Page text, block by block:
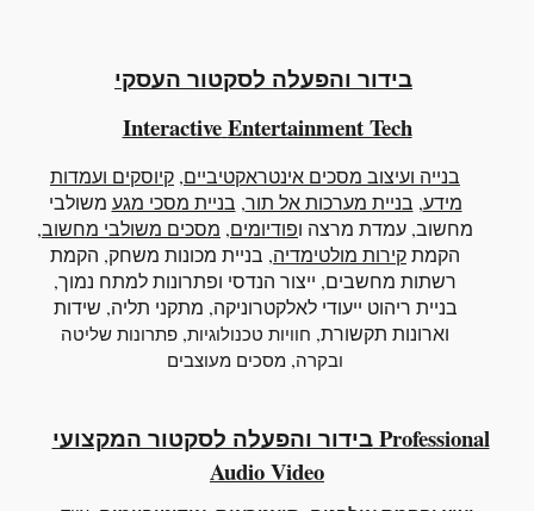
בידור והפעלה לסקטור העסקי
Interactive Entertainment Tech
בנייה ועיצוב מסכים אינטראקטיביים, קיוסקים ועמדות
מידע, בניית מערכות אל תור, בניית מסכי מגע משולבי
מחשוב, עמדת מרצה ופודיומים, מסכים משולבי מחשוב,
הקמתקירות מולטימדיה, בניית מכונות משחק, הקמת
רשתות מחשבים, ייצור הנדסי ופתרונות למתח נמוך,
בניית ריהוט ייעודי לאלקטרוניקה, מתקני תליה, שידות
וארונות תקשורת, חוויות טכנולוגיות, פתרונות שליטה
ובקרה, מסכים מעוצבים
בידור והפעלה לסקטור המקצועי Professional
Audio Video